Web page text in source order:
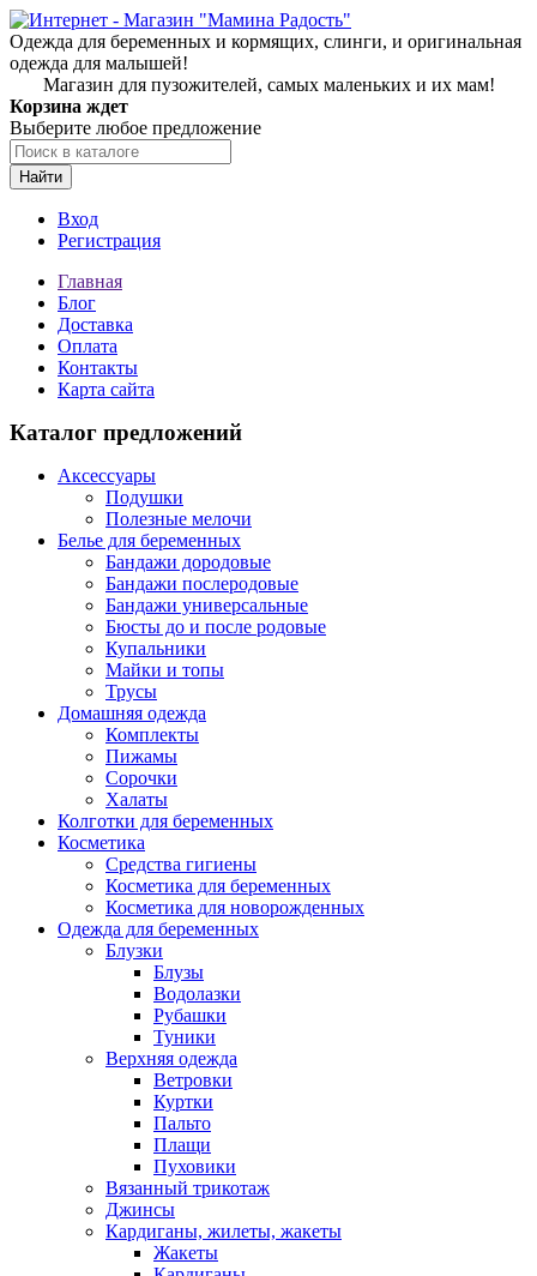
Одежда для беременных и кормящих, слинги, и оригинальная
одежда для малышей!
Магазин для пузожителей, самых маленьких и их мам!
Корзина ждет
Выберите любое предложение
Найти
Вход
Регистрация
Главная
Блог
Доставка
Оплата
Контакты
Карта сайта
Каталог предложений
Аксессуары
Подушки
Полезные мелочи
Белье для беременных
Бандажи дородовые
Бандажи послеродовые
Бандажи универсальные
Бюсты до и после родовые
Купальники
Майки и топы
Трусы
Домашняя одежда
Комплекты
Пижамы
Сорочки
Халаты
Колготки для беременных
Косметика
Cредства гигиены
Косметика для беременных
Косметика для новорожденных
Одежда для беременных
Блузки
Блузы
Водолазки
Рубашки
Туники
Верхняя одежда
Ветровки
Куртки
Пальто
Плащи
Пуховики
Вязанный трикотаж
Джинсы
Кардиганы, жилеты, жакеты
Жакеты